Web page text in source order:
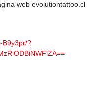
web evolutiontattoo.cl
B9y3pr/?